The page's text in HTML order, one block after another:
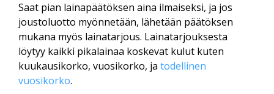
Saat pian lainapäätöksen aina ilmaiseksi, ja jos
joustoluotto myönnetään, lähetään päätöksen
mukana myös lainatarjous. Lainatarjouksesta
löytyy kaikki pikalainaa koskevat kulut kuten
kuukausikorko, vuosikorko, ja todellinen
vuosikorko.